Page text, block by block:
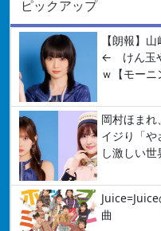
ピックアップ
【朗報】
← けん玉
ｗ【モーニ
岡村ほまれ
イジり「や
し激しい世
曲